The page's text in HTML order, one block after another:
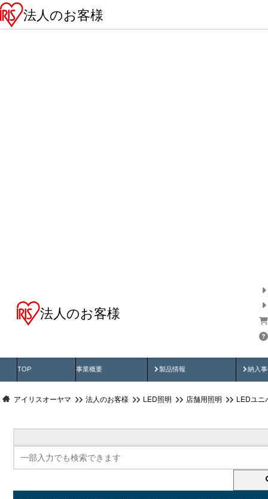
法人のお客様
法人のお客様
TOP 事業概要 製品情報
製品動画 納入
納
アイリスオーヤマ 法人のお客様 LED照明 店舗用照明 LEDユニ